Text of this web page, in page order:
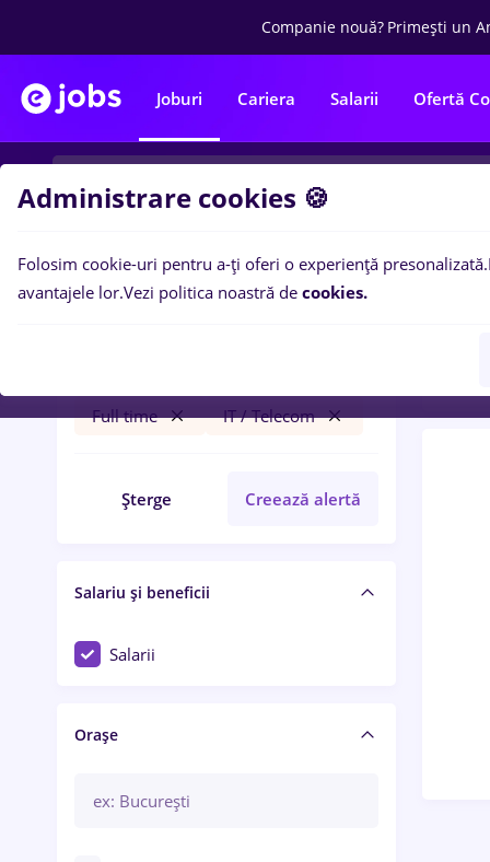
Companie nouă? Primești un
Joburi Cariera Salarii Ofertă
Filtre
Full time
IT / Telecom
Șterge Creează alertă
Salariu și beneficii
Salarii
Orașe
0
Administrare cookies 🍪
Folosim cookie-uri pentru a-ți oferi o experiență presonalizată.
avantajele lor.Vezi politica noastră de cookies.